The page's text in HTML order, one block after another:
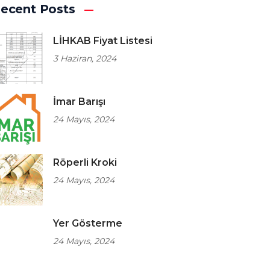
Posts
LİHKAB Fiyat Listesi
3 Haziran, 2024
İmar Barışı
24 Mayıs, 2024
Röperli Kroki
24 Mayıs, 2024
Yer Gösterme
24 Mayıs, 2024